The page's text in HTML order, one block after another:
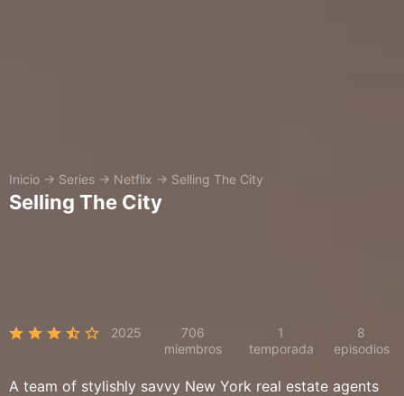
Inicio → Series → Netflix → Selling The City
Selling The City
2025
706
miembros
1
temporada
8
episodios
A team of stylishly savvy New York real estate agents